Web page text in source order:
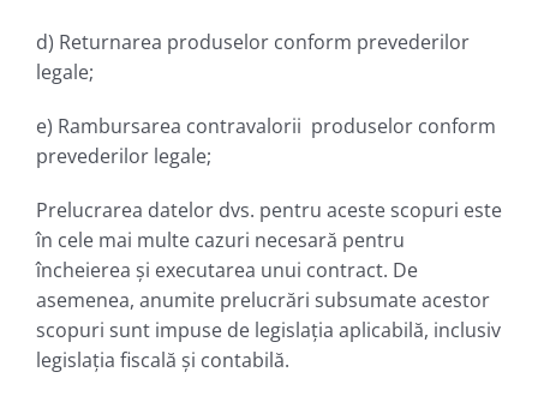
d) Returnarea produselor conform prevederilor
legale;
e) Rambursarea contravalorii produselor conform
prevederilor legale;
Prelucrarea datelor dvs. pentru aceste scopuri este
în cele mai multe cazuri necesară pentru
încheierea și executarea unui contract. De
asemenea, anumite prelucrări subsumate acestor
scopuri sunt impuse de legislația aplicabilă, inclusiv
legislația fiscală și contabilă.